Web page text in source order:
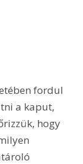
fordul
a kaput,
hogy